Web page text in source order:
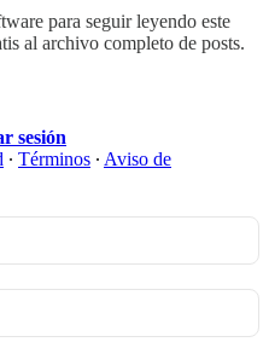
para seguir leyendo este
al archivo completo de posts.
sesión
∙ Términos ∙ Aviso de